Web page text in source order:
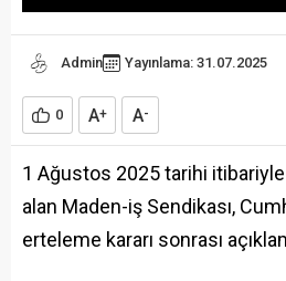
Admin Yayınlama: 31.07.2025
0 A+ A-
1 Ağustos 2025 tarihi
alan Maden-iş Sendikası,
erteleme kararı sonrası